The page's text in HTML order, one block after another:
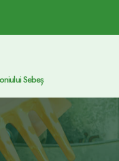
Sebeș